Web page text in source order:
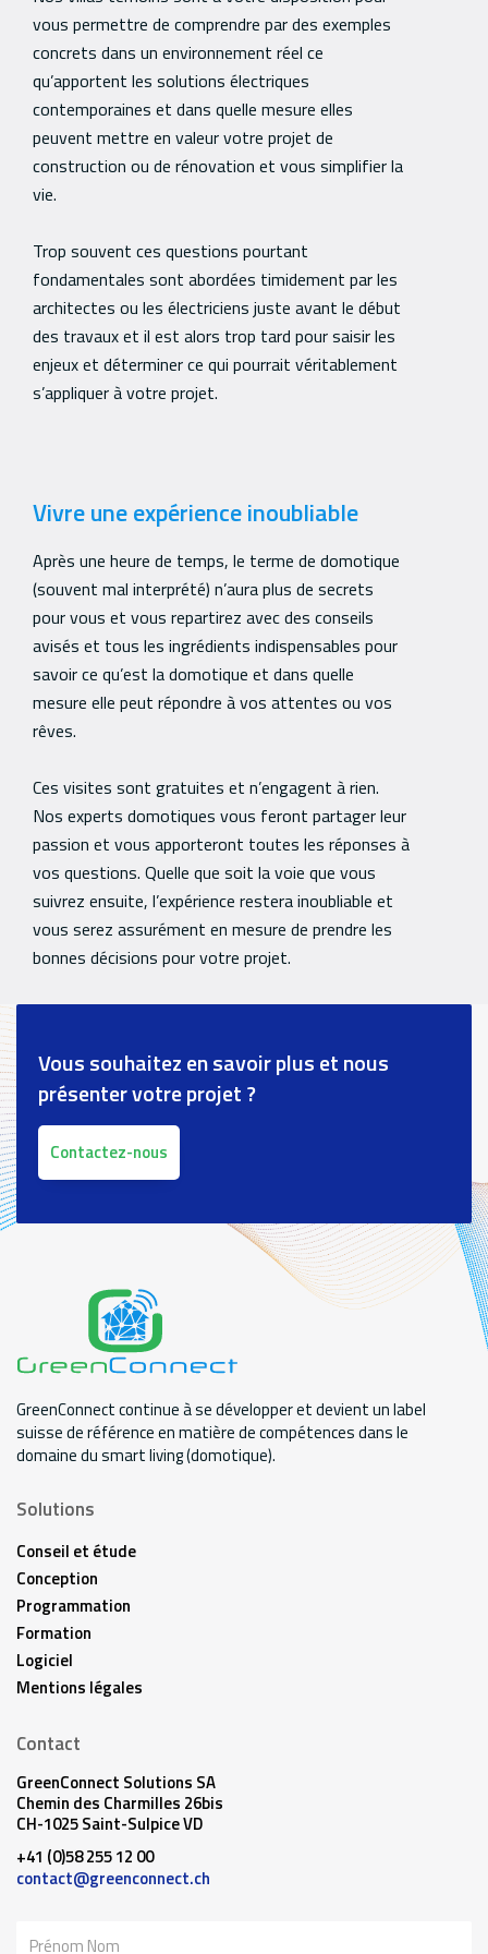
vous permettre de comprendre par des exemples
concrets dans un environnement réel ce
qu’apportent les solutions électriques
contemporaines et dans quelle mesure elles
peuvent mettre en valeur votre projet de
construction ou de rénovation et vous simplifier la
vie.
Trop souvent ces questions pourtant
fondamentales sont abordées timidement par les
architectes ou les électriciens juste avant le début
des travaux et il est alors trop tard pour saisir les
enjeux et déterminer ce qui pourrait véritablement
s’appliquer à votre projet.
Vivre une expérience inoubliable
Après une heure de temps, le terme de domotique
(souvent mal interprété) n’aura plus de secrets
pour vous et vous repartirez avec des conseils
avisés et tous les ingrédients indispensables pour
savoir ce qu’est la domotique et dans quelle
mesure elle peut répondre à vos attentes ou vos
rêves.
Ces visites sont gratuites et n’engagent à rien.
Nos experts domotiques vous feront partager leur
passion et vous apporteront toutes les réponses à
vos questions. Quelle que soit la voie que vous
suivrez ensuite, l’expérience restera inoubliable et
vous serez assurément en mesure de prendre les
bonnes décisions pour votre projet.
Vous souhaitez en savoir plus et nous
présenter votre projet ?
Contactez-nous
GreenConnect continue à se développer et devient un label
suisse de référence en matière de compétences dans le
domaine du smart living (domotique).
Solutions
Conseil et étude
Conception
Programmation
Formation
Logiciel
Mentions légales
Contact
GreenConnect Solutions SA
Chemin des Charmilles 26bis
CH-1025 Saint-Sulpice VD
+41 (0)58 255 12 00
contact@greenconnect.ch